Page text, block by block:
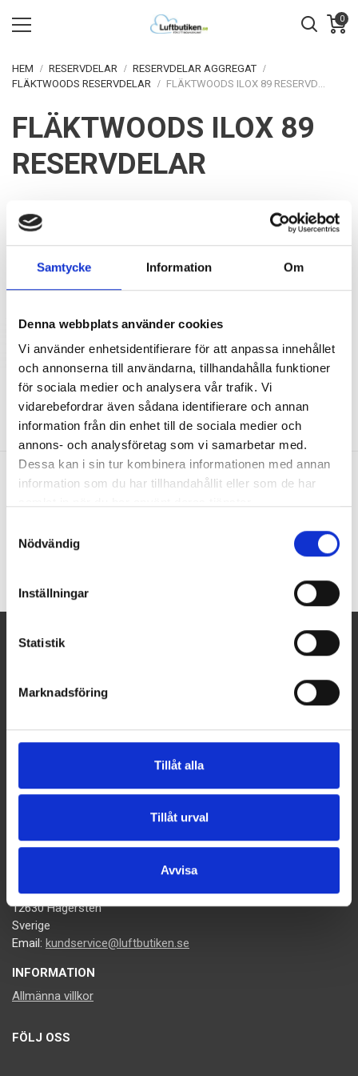
Samtycke Information Om
Denna webbplats använder cookies
Vi använder enhetsidentifierare för att anpassa innehållet
och annonserna till användarna, tillhandahålla funktioner
för sociala medier och analysera vår trafik. Vi
vidarebefordrar även sådana identifierare och annan
information från din enhet till de sociala medier och
annons- och analysföretag som vi samarbetar med.
Dessa kan i sin tur kombinera informationen med annan
information som du har tillhandahållit eller som de har
Nödvändig
Inställningar
Statistik
Marknadsföring
Tillåt alla
Tillåt urval
Avvisa
0
HEM RESERVDELAR
RESERVDELAR AGGREGAT
FLÄKTWOODS RESERVDELAR
FLÄKTWOODS ILOX 89 RESERVDELAR
FLÄKTWOODS ILOX 89
RESERVDELAR
NO PRODUCTS HERE
Sorry for the inconvenience.
Du kan avbryta prenumerationen när som helst. För detta
ändamål, vänligen hitta vår kontaktinformation i det rättsliga
meddelandet.
KONTAKTA OSS
Västberga allé 60
12630 Hägersten
Sverige
Email: kundservice@luftbutiken.se
INFORMATION
Allmänna villkor
FÖLJ OSS